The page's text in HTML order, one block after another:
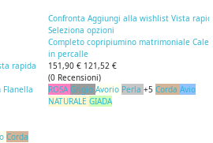
rapida
Corda
Confronta Aggiungi alla wishlist Vista
Seleziona opzioni
Completo copripiumino matrimoniale
in percalle
151,90 € 121,52 €
(0 Recensioni)
ROSA Grigio Avorio Perla +5 Corda Avio
NATURALE GIADA